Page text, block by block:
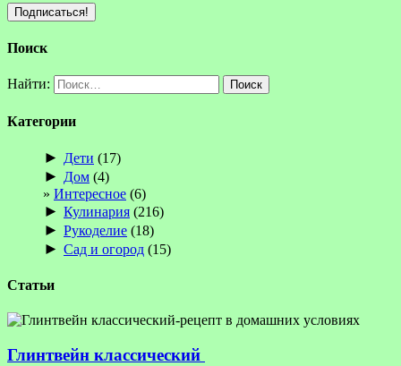
Поиск
Найти:
Категории
► Дети (17)
► Дом (4)
Интересное (6)
► Кулинария (216)
► Рукоделие (18)
► Сад и огород (15)
Статьи
Глинтвейн классический